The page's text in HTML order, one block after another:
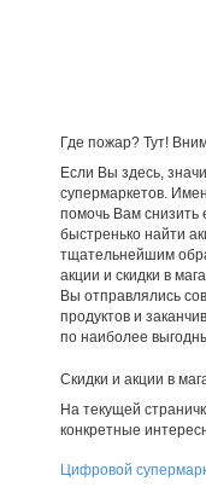
Где пожар? Тут!
Если Вы здесь,
супермаркетов.
помочь Вам снизить
быстренько найти
тщательнейшим
акции и скидки в
Вы отправлялись
продуктов и
по наиболее
Скидки и акции в
На текущей
конкретные
Цифровой